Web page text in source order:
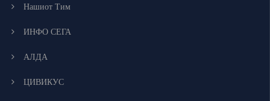
Нашиот Тим
ИНФО СЕГА
АЛДА
ЦИВИКУС